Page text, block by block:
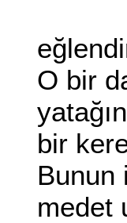
-
O bir
bir
Bunun
medet